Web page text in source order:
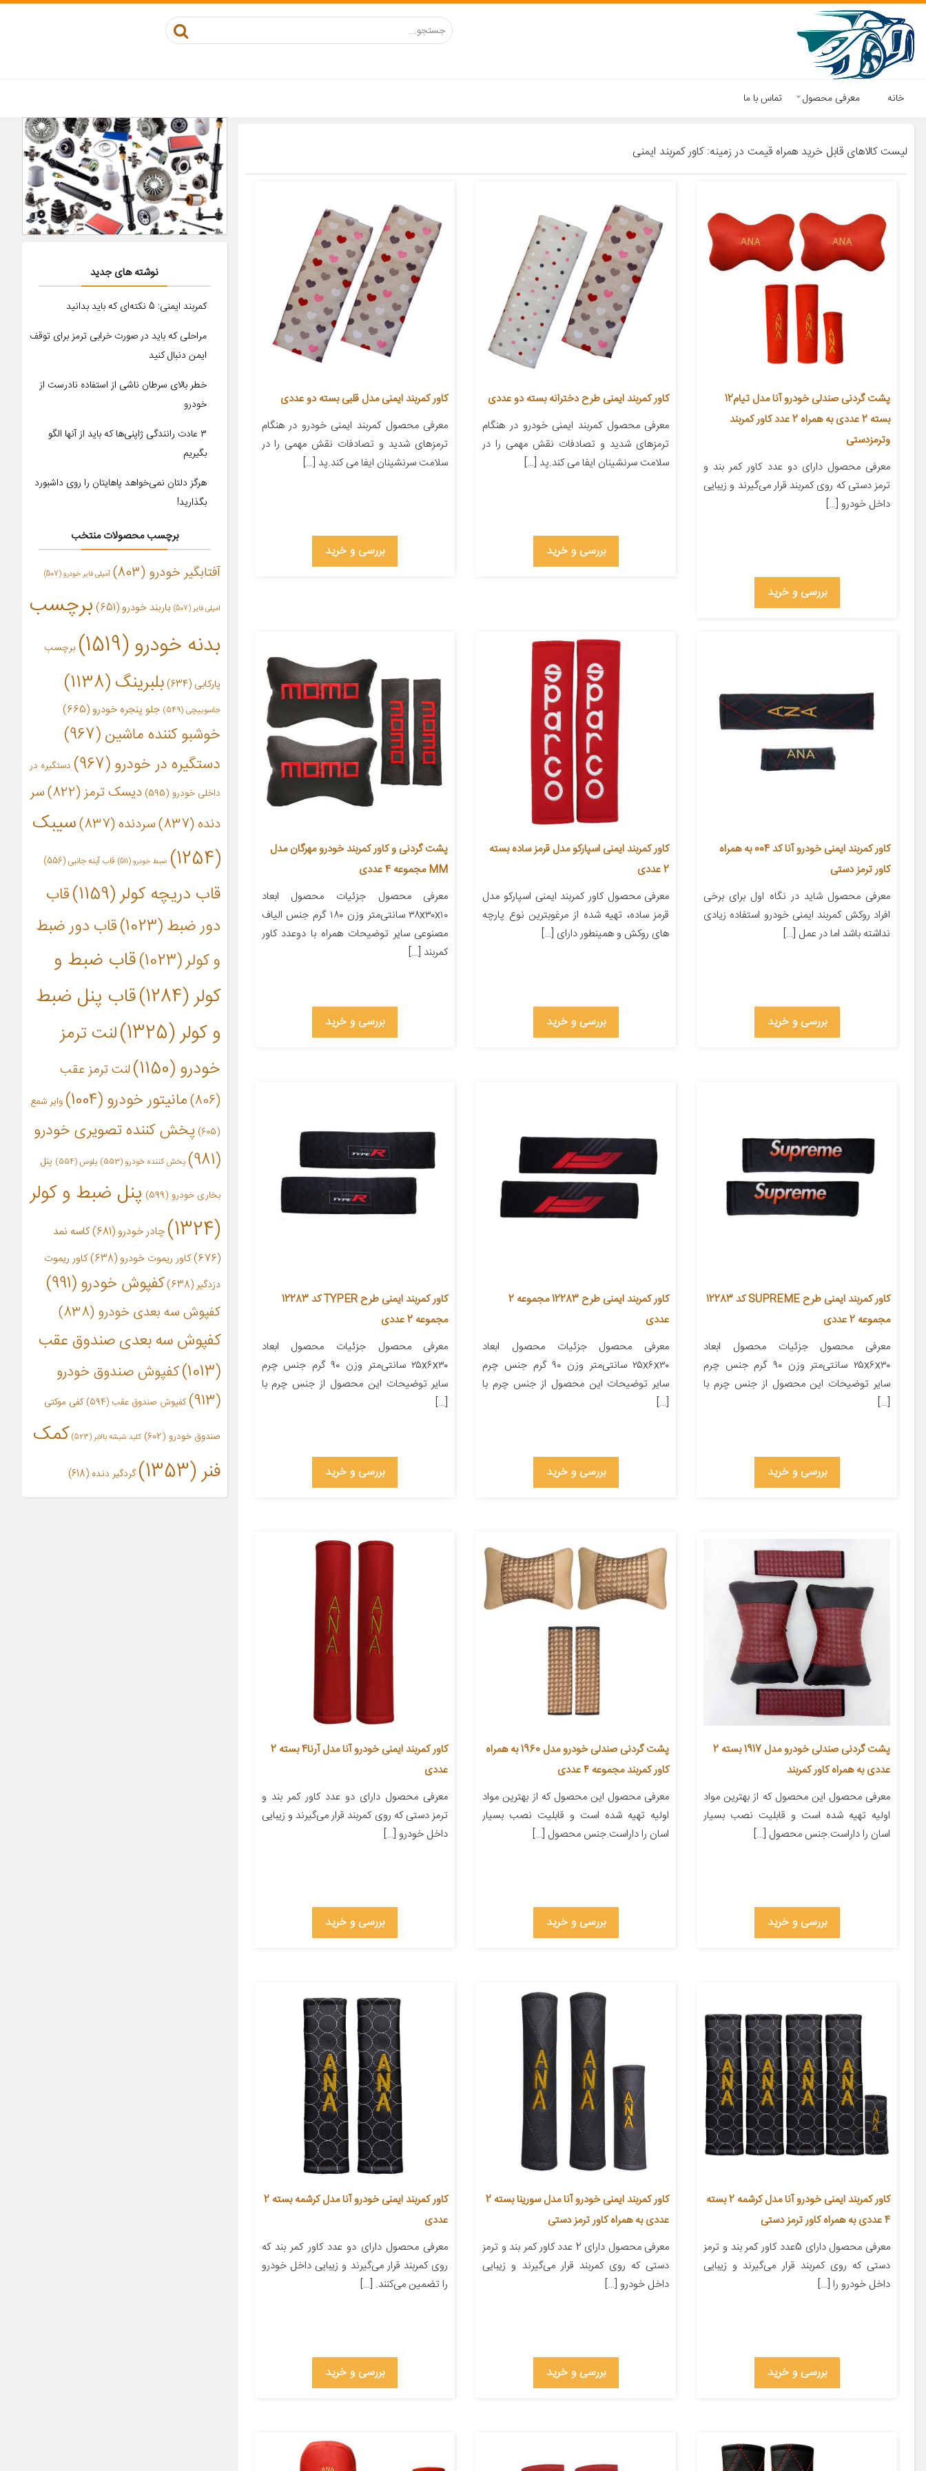
خانه معرفی محصول تماس با ما
لیست کالاهای قابل خرید همراه قیمت در زمینه: کاور کمربند ایمنی
پشت گردنی صندلی خودرو آنا مدل تیام12
بسته 2 عددی به همراه 2 عدد کاور کمربند
وترمزدستی
معرفی محصول دارای دو عدد کاور کمر بند و
ترمز دستی که روی کمربند قرار می‌گیرند و زیبایی
داخل خودرو […]
بررسی و خرید
کاور کمربند ایمنی طرح دخترانه بسته دو عددی
معرفی محصول کمربند ایمنی خودرو در هنگام
ترمزهای شدید و تصادفات نقش مهمی را در
سلامت سرنشینان ایفا می کند.پد […]
بررسی و خرید
کاور کمربند ایمنی مدل قلبی بسته دو عددی
معرفی محصول کمربند ایمنی خودرو در هنگام
ترمزهای شدید و تصادفات نقش مهمی را در
سلامت سرنشینان ایفا می کند.پد […]
بررسی و خرید
کاور کمربند ایمنی خودرو آنا کد 004 به همراه
کاور ترمز دستی
معرفی محصول شاید در نگاه اول برای برخی
افراد روکش کمربند ایمنی خودرو استفاده زیادی
نداشته باشد اما در عمل […]
بررسی و خرید
کاور کمربند ایمنی اسپارکو مدل قرمز ساده بسته
2 عددی
معرفی محصول کاور کمربند ایمنی اسپارکو مدل
قرمز ساده، تهیه شده از مرغوبترین نوع پارچه
های روکش و همینطور دارای […]
بررسی و خرید
پشت گردنی و کاور کمربند خودرو مهرگان مدل
MM مجموعه 4 عددی
معرفی محصول جزئیات محصول ابعاد
۳۸x۳۰x۱۰ سانتی‌متر وزن ۱۸۰ گرم جنس الیاف
مصنوعی سایر توضیحات همراه با دوعدد کاور
کمربند […]
بررسی و خرید
کاور کمربند ایمنی طرح SUPREME کد 12283
مجموعه 2 عددی
معرفی محصول جزئیات محصول ابعاد
۲۵x۶x۳۰ سانتی‌متر وزن ۹۰ گرم جنس چرم
سایر توضیحات این محصول از جنس چرم با
[…]
بررسی و خرید
کاور کمربند ایمنی طرح 12283 مجموعه 2
عددی
معرفی محصول جزئیات محصول ابعاد
۲۵x۶x۳۰ سانتی‌متر وزن ۹۰ گرم جنس چرم
سایر توضیحات این محصول از جنس چرم با
[…]
بررسی و خرید
کاور کمربند ایمنی طرح TYPER کد 12283
مجموعه 2 عددی
معرفی محصول جزئیات محصول ابعاد
۲۵x۶x۳۰ سانتی‌متر وزن ۹۰ گرم جنس چرم
سایر توضیحات این محصول از جنس چرم با
[…]
بررسی و خرید
پشت گردنی صندلی خودرو مدل 1917 بسته 2
عددی به همراه کاور کمربند
معرفی محصول این محصول که از بهترین مواد
اولیه تهیه شده است و قابلیت نصب بسیار
اسان را داراست.جنس محصول […]
بررسی و خرید
پشت گردنی صندلی خودرو مدل 1960 به همراه
کاور کمربند مجموعه ۴ عددی
معرفی محصول این محصول که از بهترین مواد
اولیه تهیه شده است و قابلیت نصب بسیار
اسان را داراست.جنس محصول […]
بررسی و خرید
کاور کمربند ایمنی خودرو آنا مدل آرنا4 بسته 2
عددی
معرفی محصول دارای دو عدد کاور کمر بند و
ترمز دستی که روی کمربند قرار می‌گیرند و زیبایی
داخل خودرو […]
بررسی و خرید
کاور کمربند ایمنی خودرو آنا مدل کرشمه 2 بسته
4 عددی به همراه کاور ترمز دستی
معرفی محصول دارای 5عدد کاور کمر بند و ترمز
دستی که روی کمربند قرار می‌گیرند و زیبایی
داخل خودرو را […]
بررسی و خرید
کاور کمربند ایمنی خودرو آنا مدل سورینا بسته 2
عددی به همراه کاور ترمز دستی
معرفی محصول دارای 2 عدد کاور کمر بند و ترمز
دستی که روی کمربند قرار می‌گیرند و زیبایی
داخل خودرو […]
بررسی و خرید
کاور کمربند ایمنی خودرو آنا مدل کرشمه بسته 2
عددی
معرفی محصول دارای دو عدد کاور کمر بند که
روی کمربند قرار می‌گیرند و زیبایی داخل خودرو
را تضمین می‌کنند. […]
بررسی و خرید
نوشته های جدید
کمربند ایمنی: 5 نکته‌ای که باید بدانید
مراحلی که باید در صورت خرابی ترمز برای توقف
ایمن دنبال کنید
خطر بالای سرطان ناشی از استفاده نادرست از
خودرو
۳ عادت رانندگی ژاپنی‌ها که باید از آنها الگو
بگیریم
هرگز دلتان نمی‌خواهد پاهایتان را روی داشبورد
بگذارید!
برچسب محصولات منتخب
آفتابگیر خودرو (803) آمپلی فایر خودرو(507)
امپلی فایر (507) باربند خودرو(651)
برچسب
بدنه خودرو(1519) برچسب
پارکابی (634) بلبرینگ(1138)
جاسوییچی (549) جلو پنجره خودرو (665)
خوشبو کننده ماشین(967)
دستگیره در خودرو(967)
دستگیره در
داخلی خودرو (595) دیسک ترمز(822)
سر
دنده(837) سردنده(837)
سیبک
(1254)
ضبط خودرو(511) قاب آینه جانبی (556)
قاب دریچه کولر(1159)
قاب
دور ضبط(1023)
قاب دور ضبط
و کولر(1023)
قاب ضبط و
کولر(1284)
قاب پنل ضبط
و کولر(1325)
لنت ترمز
خودرو(1150)
لنت ترمز عقب
(806)
مانیتور خودرو(1004)
وایر شمع
(605)
پخش کننده تصویری خودرو
(981)
پخش کننده خودرو(553) پلوس(554) پنل
بخاری خودرو (599)
پنل ضبط و کولر
(1324)
چادر خودرو (681)
کاسه نمد
(676)
کاور ریموت خودرو(638)
کاور ریموت
دزدگیر(638) کفپوش خودرو(991)
کفپوش سه بعدی خودرو (838)
کفپوش سه بعدی صندوق عقب
(1013)
کفپوش صندوق خودرو
(913)
کفپوش صندوق عقب (594) کفی موکتی
صندوق خودرو (602) کلید شیشه بالابر(523)
کمک
فنر(1353) گردگیر دنده (618)